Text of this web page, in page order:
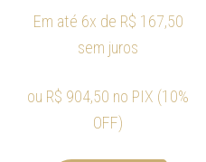
Em até 6x de R$ 167,50
sem juros
ou R$ 904,50 no PIX (10%
OFF)